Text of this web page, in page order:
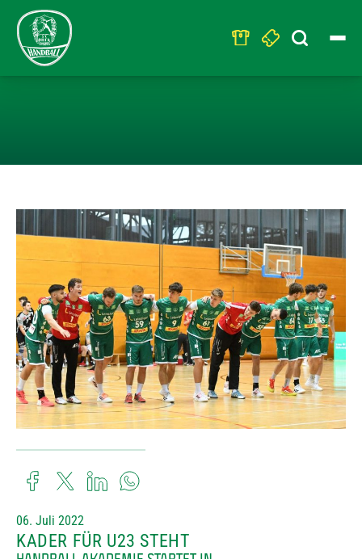
Search
for:
06. Juli 2022
KADER FÜR U23 STEHT